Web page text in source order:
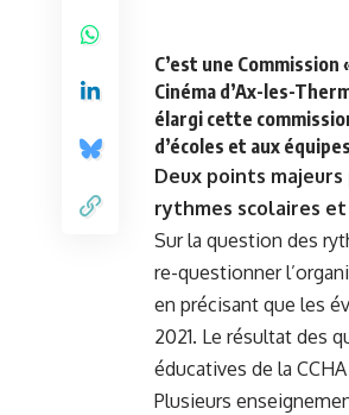
C’est une Commission
Cinéma d’Ax-les-
élargi cette
d’écoles et aux
Deux points
rythmes scolaires
Sur la question des
re-questionner
en précisant que les
2021. Le résultat des
éducatives de la
Plusieurs